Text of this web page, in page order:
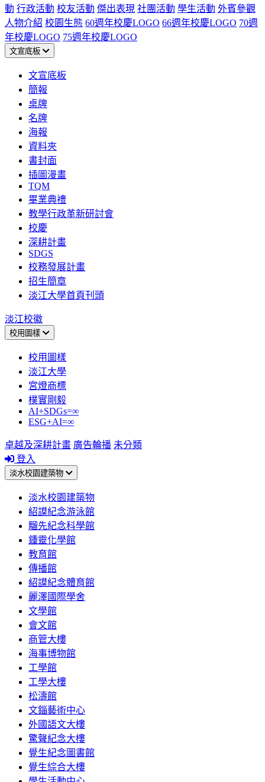
動 行政活動 校友活動 傑出表現 社團活動 學生活動 外賓參觀
人物介紹 校園生態 60週年校慶LOGO 66週年校慶LOGO 70週
年校慶LOGO 75週年校慶LOGO
文宣底板
文宣底板
簡報
桌牌
名牌
海報
資料夾
書封面
插圖漫畫
TQM
畢業典禮
教學行政革新研討會
校慶
深耕計畫
SDGS
校務發展計畫
招生簡章
淡江大學首頁刊頭
淡江校徽
校用圖樣
校用圖樣
淡江大學
宮燈商標
樸實剛毅
AI+SDGs=∞
ESG+AI=∞
卓越及深耕計畫 廣告輪播 未分類
登入
淡水校園建築物
淡水校園建築物
紹謨紀念游泳館
騮先紀念科學館
鍾靈化學館
教育館
傳播館
紹謨紀念體育館
麗澤國際學舍
文學館
會文館
商管大樓
海事博物館
工學館
工學大樓
松濤館
文錙藝術中心
外國語文大樓
驚聲紀念大樓
覺生紀念圖書館
覺生綜合大樓